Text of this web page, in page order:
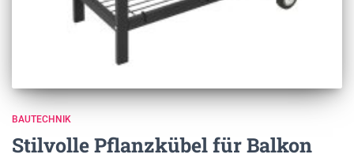
BAUTECHNIK
Stilvolle Pflanzkübel für Balkon